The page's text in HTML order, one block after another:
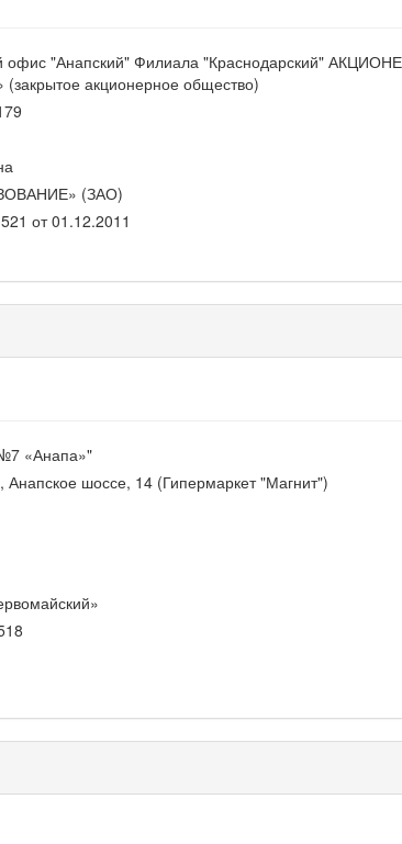
офис "Анапский" Филиала "Краснодарский"
акционерное общество)
(ЗАО)
от 01.12.2011
«Анапа»"
Анапское шоссе, 14 (Гипермаркет "Магнит")